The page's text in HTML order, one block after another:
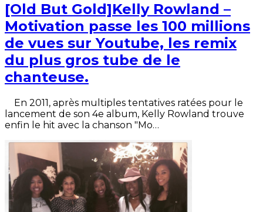
[Old But Gold]Kelly Rowland –
Motivation passe les 100 millions
de vues sur Youtube, les remix
du plus gros tube de le
chanteuse.
En 2011, après multiples tentatives ratées pour le
lancement de son 4e album, Kelly Rowland trouve
enfin le hit avec la chanson "Mo…